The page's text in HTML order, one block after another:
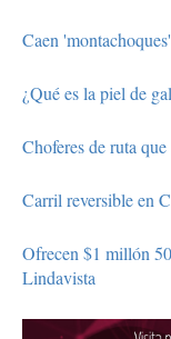
Caen
¿Qué es la piel de
Choferes de ruta
Carril reversible en
Ofrecen $1 millón
Lindavista